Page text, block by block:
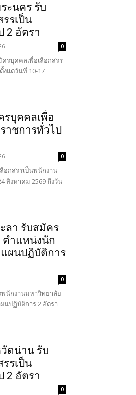
ะนคร รับ
รเป็น
2 อัตรา
0
รบุคคลเพื่อเลือกสรร
งแต่วันที่ 10-17
บุคคลเพื่อ
าชการทั่วไป
0
อกสรรเป็นพนักงาน
สิงหาคม 2569 ถึงวัน
ลา รับสมัคร
ำแหน่งนัก
ผนปฏิบัติการ
0
นักงานมหาวิทยาลัย
นปฏิบัติการ 2 อัตรา
ดน่าน รับ
รเป็น
2 อัตรา
0